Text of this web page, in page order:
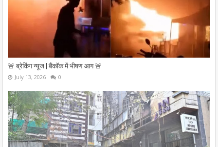
🚨 ब्रेकिंग न्यूज | बैंकॉक में भीषण आग 🚨
July 13, 2026 0